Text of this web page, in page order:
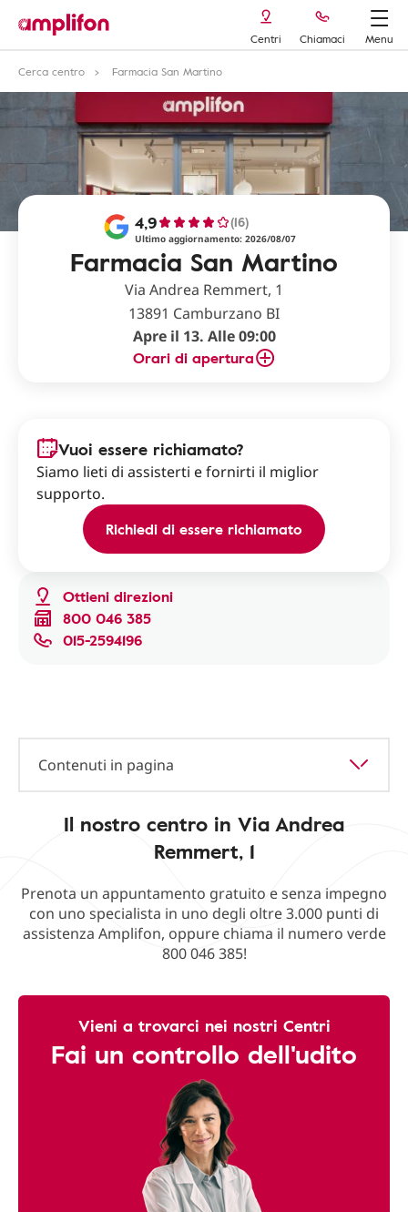
Centri Chiamaci
Menu
Cerca centro
Farmacia San Martino
Farmacia San Martino
4,9 (16)
Ultimo aggiornamento: 2026/08/07
Via Andrea Remmert, 1
13891 Camburzano BI
Apre il 13. Alle 09:00
Orari di apertura
Ottieni direzioni
800 046 385
015-2594196
Vuoi essere richiamato?
Siamo lieti di assisterti e fornirti il miglior
supporto.
Richiedi di essere richiamato
Contenuti in pagina
Il nostro centro in Via Andrea
Remmert, 1
Prenota un appuntamento gratuito e senza impegno
con uno specialista in uno degli oltre 3.000 punti di
assistenza Amplifon, oppure chiama il numero verde
800 046 385!
Vieni a trovarci nei nostri Centri
Fai un controllo dell'udito